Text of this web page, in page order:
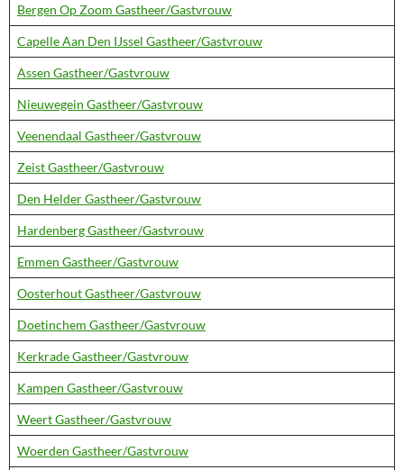
Bergen Op Zoom Gastheer/Gastvrouw
Capelle Aan Den IJssel Gastheer/Gastvrouw
Assen Gastheer/Gastvrouw
Nieuwegein Gastheer/Gastvrouw
Veenendaal Gastheer/Gastvrouw
Zeist Gastheer/Gastvrouw
Den Helder Gastheer/Gastvrouw
Hardenberg Gastheer/Gastvrouw
Emmen Gastheer/Gastvrouw
Oosterhout Gastheer/Gastvrouw
Doetinchem Gastheer/Gastvrouw
Kerkrade Gastheer/Gastvrouw
Kampen Gastheer/Gastvrouw
Weert Gastheer/Gastvrouw
Woerden Gastheer/Gastvrouw